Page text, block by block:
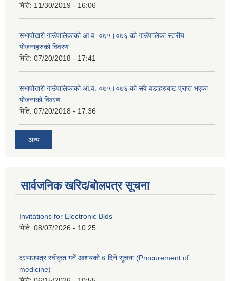
मिति: 11/30/2019 - 16:06
सभापोखरी गाउँपालिकाको आ.व. ०७५।०७६ को गाउँपालिका स्तरीय
योजनाहरुको विवरण
मिति: 07/20/2018 - 17:41
सभापोखरी गाउँपालिकाको आ.व. ०७५।०७६ को सवै वडाहरुबाट प्राप्त भएका
योजनाको विवरण
मिति: 07/20/2018 - 17:36
अन्य
सार्वजनिक खरिद/बोलपत्र सूचना
Invitations for Electronic Bids
मिति: 08/07/2026 - 10:25
दरभाउपत्र स्वीकृत गर्ने आशयको ७ दिने सूचना (Procurement of
medicine)